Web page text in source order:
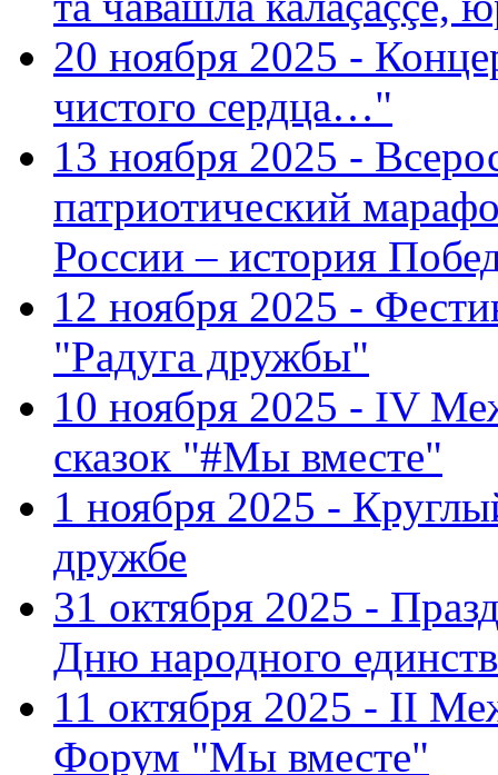
20 ноября 2025 -
чистого сердца…"
13 ноября 2025 -
патриотический
России – история
12 ноября 2025 -
"Радуга дружбы"
10 ноября 2025 - IV
сказок "#Мы вместе"
1 ноября 2025 -
дружбе
31 октября 2025 -
Дню народного
11 октября 2025 - II
Форум "Мы вместе"